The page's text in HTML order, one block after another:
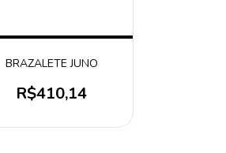
BRAZALETE JUNO
R$410,14